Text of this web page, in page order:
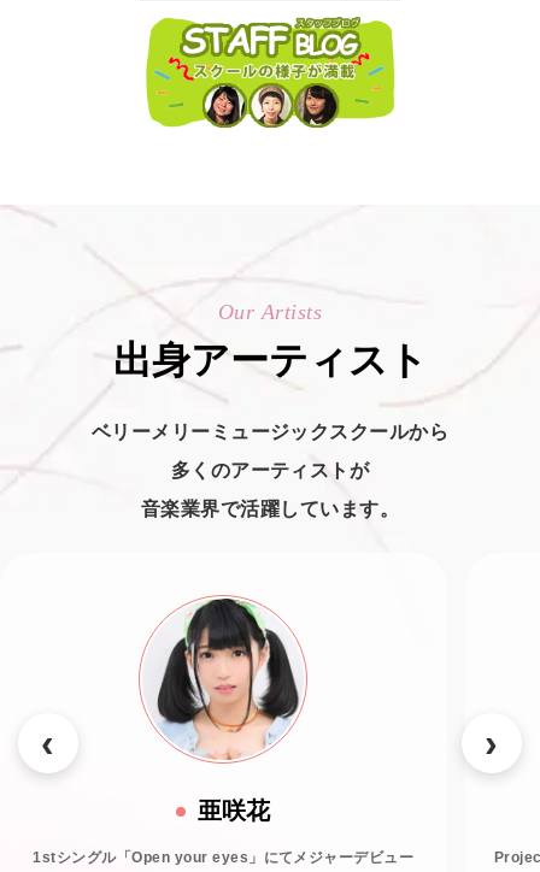
Our Artists
出身アーティスト
ベリーメリーミュージックスクールから
多くのアーティストが
音楽業界で活躍しています。
亜咲花
1stシングル「Open your eyes」にてメジャーデビュー